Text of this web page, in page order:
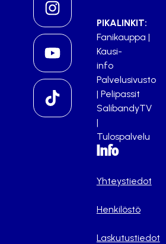
PIKALINKIT:
Fanikauppa |
Kausi-
info
Palvelusivusto
| Pelipassit
SalibandyTV
|
Tulospalvelu
Info
Yhteystiedot
Henkilöstö
Laskutustiedot